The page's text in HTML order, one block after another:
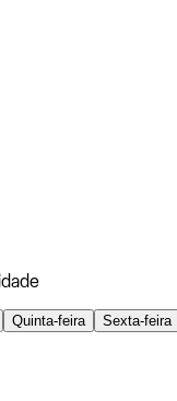
Quinta-feira Sexta-feira